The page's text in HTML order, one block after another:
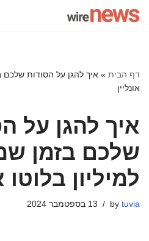
דף הבית » איך להגן על הסודות שלכם
אונליין
איך להגן על
שלכם בזמן
למיליון בלוטו
by tuvia 13 בספטמבר 2024